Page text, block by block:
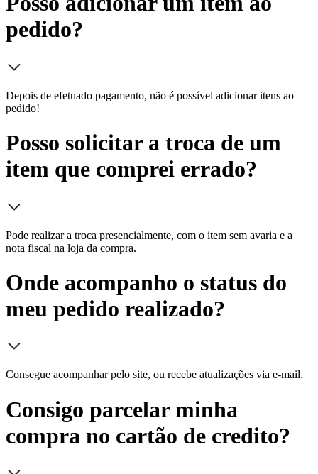
pedido?
Depois de efetuado pagamento, não é possível adicionar itens ao
pedido!
Posso solicitar a troca de um
item que comprei errado?
Pode realizar a troca presencialmente, com o item sem avaria e a
nota fiscal na loja da compra.
Onde acompanho o status do
meu pedido realizado?
Consegue acompanhar pelo site, ou recebe atualizações via e-mail.
Consigo parcelar minha
compra no cartão de credito?